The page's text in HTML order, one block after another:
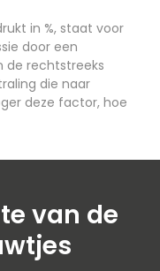
in %, staat voor
door een
de rechtstreeks
die naar
deze factor, hoe
van de